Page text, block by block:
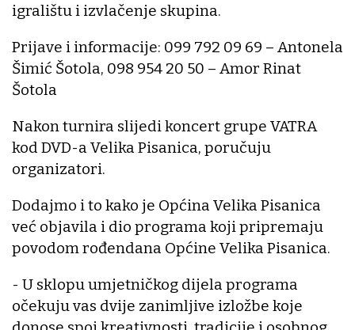
igralištu i izvlačenje skupina.
Prijave i informacije: 099 792 09 69 – Antonela
Šimić Šotola, 098 954 20 50 – Amor Rinat
Šotola
Nakon turnira slijedi koncert grupe VATRA
kod DVD-a Velika Pisanica, poručuju
organizatori.
Dodajmo i to kako je Općina Velika Pisanica
već objavila i dio programa koji pripremaju
povodom rođendana Općine Velika Pisanica.
- U sklopu umjetničkog dijela programa
očekuju vas dvije zanimljive izložbe koje